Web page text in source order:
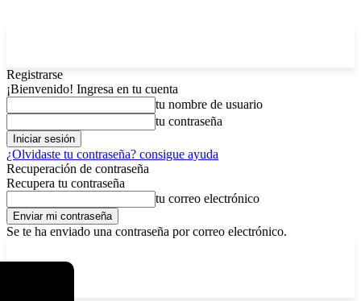
Registrarse
¡Bienvenido! Ingresa en tu cuenta
tu nombre de usuario
tu contraseña
¿Olvidaste tu contraseña? consigue ayuda
Recuperación de contraseña
Recupera tu contraseña
tu correo electrónico
Se te ha enviado una contraseña por correo electrónico.